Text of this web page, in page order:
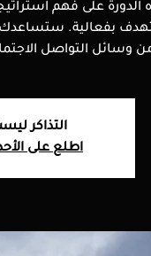
الدورة على فهم
بفعالية. ستساعدك
من وسائل التواصل
التذاكر
اطلع على